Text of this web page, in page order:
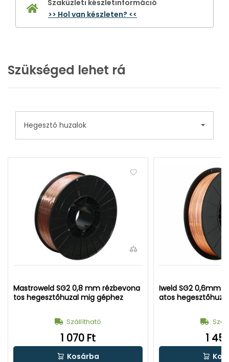
Szaküzleti készletinformáció
>> Hol van készleten? <<
Szükséged lehet rá
Hegesztő huzalok
Mastroweld SG2 0,8 mm rézbevona
tos hegesztőhuzal mig géphez
Szállítható
1 070 Ft
Kosárba
Iweld SG2 0,6mm
atos
1